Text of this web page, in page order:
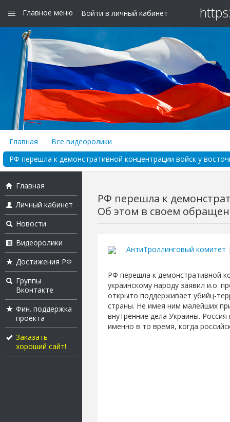
Главное меню Войти в личный кабинет
Главная
Все видеоролики
РФ перешла к демонстративной концентрации войск у
Главная
Личный кабинет
Новости
Видеоролики
Достижения РФ
Группы
Вконтакте
Фин. поддержка
проекта
Заказать
хороший сайт!
РФ перешла к
Об этом в своем
АнтиТроллинговый комитет
РФ перешла к демонстративной
украинскому народу заявил и.о.
открыто поддерживает убийц-
страны. Не имея ним малейших
внутренние дела Украины.
именно в то время, когда